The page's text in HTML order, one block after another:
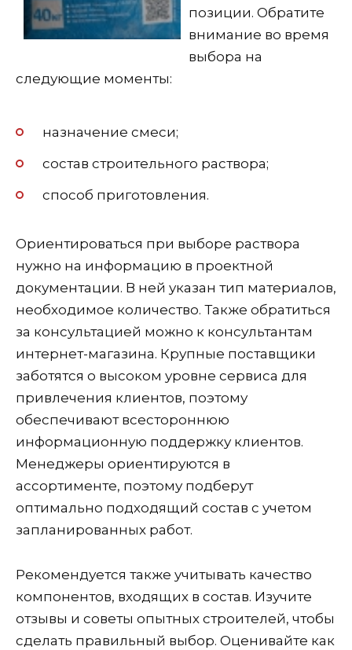
позиции. Обратите
внимание во время
выбора на
следующие моменты:
назначение смеси;
состав строительного раствора;
способ приготовления.
Ориентироваться при выборе раствора
нужно на информацию в проектной
документации. В ней указан тип материалов,
необходимое количество. Также обратиться
за консультацией можно к консультантам
интернет-магазина. Крупные поставщики
заботятся о высоком уровне сервиса для
привлечения клиентов, поэтому
обеспечивают всестороннюю
информационную поддержку клиентов.
Менеджеры ориентируются в
ассортименте, поэтому подберут
оптимально подходящий состав с учетом
запланированных работ.
Рекомендуется также учитывать качество
компонентов, входящих в состав. Изучите
отзывы и советы опытных строителей, чтобы
сделать правильный выбор. Оценивайте как